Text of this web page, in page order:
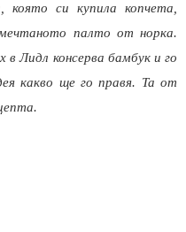
си купила копчета,
палто от норка.
в Лидл консерва бамбук и го
какво ще го правя. Та от